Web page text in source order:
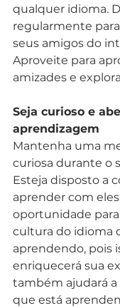
qualquer idioma.
regularmente
seus amigos do
Aproveite para
amizades e
Seja curioso e
aprendizagem
Mantenha uma
curiosa durante o
Esteja disposto a
aprender com
oportunidade para
cultura do idioma
aprendendo, pois
enriquecerá sua
também ajudará
que está